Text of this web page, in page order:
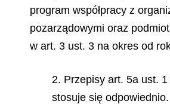
program współpracy z
pozarządowymi oraz
w art. 3 ust. 3 na okres od
2. Przepisy art. 5a ust.
stosuje się odpowiednio.